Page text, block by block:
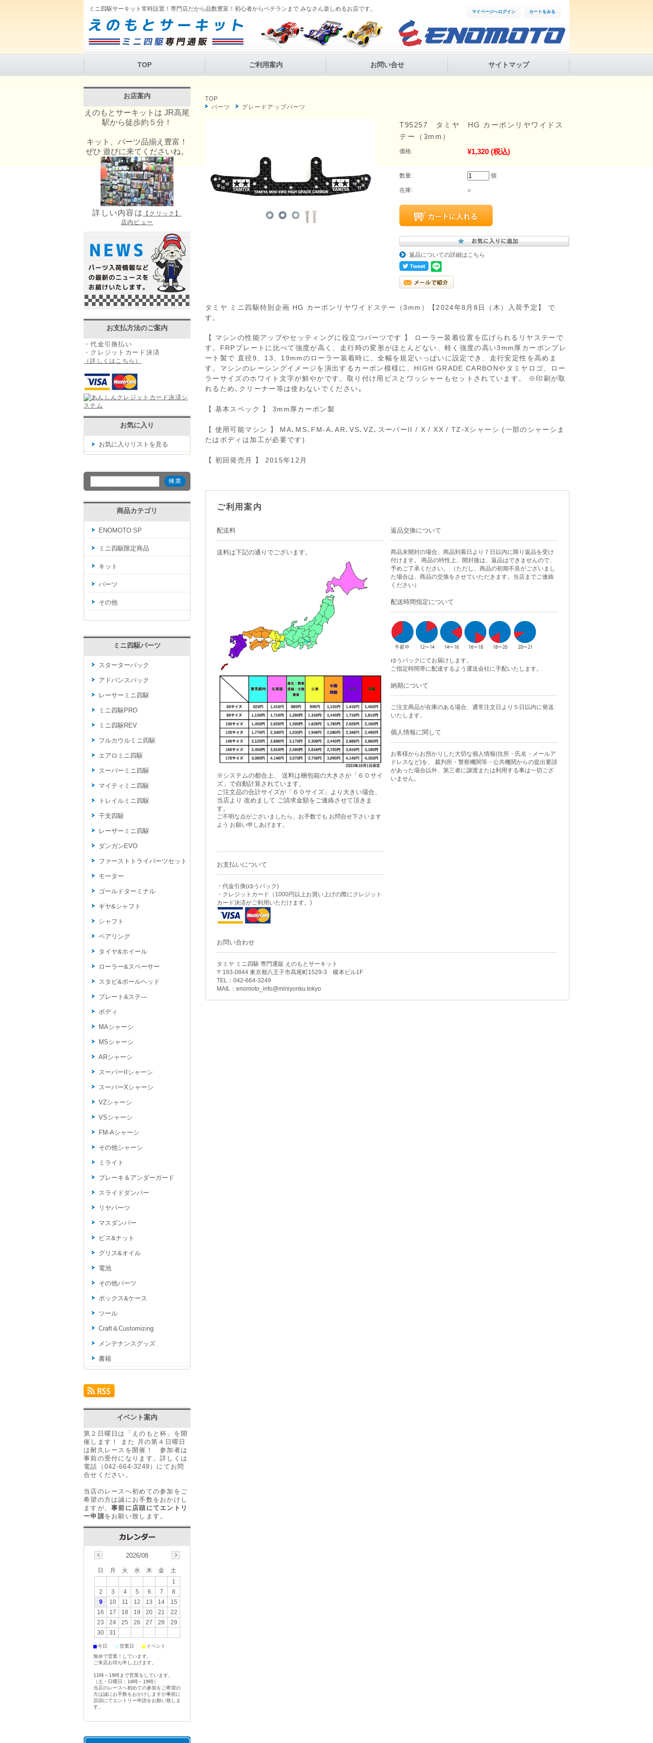
ミニ四駆サーキット常時設置！専門店だから品数豊富！初心者からベテランまで みなさん楽しめるお店です。 マイページへログイン カートをみる
TOP ご利用案内 お問い合せ サイトマップ
TOP
パーツ
グレードアップパーツ
T95257 タミヤ HG カーボンリヤワイドス
テー（3mm）
価格: ¥1,320 (税込)
数量: 個
在庫: ○
返品についての詳細はこちら
タミヤ ミニ四駆特別企画 HG カーボンリヤワイドステー（3mm）【2024年8月8日（木）入荷予定】 で
す。
【 マシンの性能アップやセッティングに役立つパーツです 】 ローラー装着位置を広げられるリヤステーで
す。FRPプレートに比べて強度が高く、走行時の変形がほとんどない、軽く強度の高い3mm厚カーボンプレ
ート製で 直径9、13、19mmのローラー装着時に、全幅を規定いっぱいに設定でき、走行安定性を高めま
す。マシンのレーシングイメージを演出するカーボン模様に、HIGH GRADE CARBONやタミヤロゴ、ロー
ラーサイズのホワイト文字が鮮やかです。取り付け用ビスとワッシャーもセットされています。 ※印刷が取
れるため､クリーナー等は使わないでください｡
【 基本スペック 】 3mm厚カーボン製
【 使用可能マシン 】 MA､MS､FM-A､AR､VS､VZ､スーパーII / X / XX / TZ-Xシャーシ (一部のシャーシま
たはボディは加工が必要です)
【 初回発売月 】 2015年12月
ご利用案内
配送料
送料は下記の通りでございます。
※システムの都合上、 送料は梱包箱の大きさが「６０サイ
ズ」で自動計算されています。
ご注文品の合計サイズが「６０サイズ」より大きい場合、
当店より 改めまして ご請求金額をご連絡させて頂きま
す。
ご不明な点がございましたら、お手数でも お問合せ下さいます
よう お願い申しあげます。
お支払いについて
・代金引換(ゆうパック)
・クレジットカード（1000円以上お買い上げの際にクレジット
カード決済がご利用いただけます。)
返品交換について
商品未開封の場合、商品到着日より７日以内に限り返品を受け
付けます。 商品の特性上、開封後は、返品はできませんので、
予めご了承ください。 （ただし、商品の初期不良がございまし
た場合は、商品の交換をさせていただきます。当店までご連絡
ください）
配送時間指定について
ゆうパックにてお届けします。
ご指定時間帯に配達するよう運送会社に手配いたします。
納期について
ご注文商品が在庫のある場合、通常注文日より５日以内に発送
いたします。
個人情報に関して
お客様からお預かりした大切な個人情報(住所・氏名・メールア
ドレスなど)を、 裁判所・警察機関等・公共機関からの提出要請
があった場合以外、第三者に譲渡または利用する事は一切ござ
いません。
お問い合わせ
タミヤ ミニ四駆 専門通販 えのもとサーキット
〒193-0844 東京都八王子市高尾町1529-3 榎本ビル1F
TEL：042-664-3249
MAIL： enomoto_info@miniyonku.tokyo
お店案内
えのもとサーキットは JR高尾
駅から徒歩約５分！
キット、パーツ品揃え豊富！
ぜひ 遊びに来てくださいね。
詳しい内容は
【クリック】
店内ビュー
お支払方法のご案内
・代金引換払い
・クレジットカード決済
（詳しくはこちら）
お気に入り
お気に入りリストを見る
商品カテゴリ
ENOMOTO SP
ミニ四駆限定商品
キット
パーツ
その他
ミニ四駆パーツ
スターターパック
アドバンスパック
レーサーミニ四駆
ミニ四駆PRO
ミニ四駆REV
フルカウルミニ四駆
エアロミニ四駆
スーパーミニ四駆
マイティミニ四駆
トレイルミニ四駆
干支四駆
レーザーミニ四駆
ダンガンEVO
ファーストトライパーツセット
モーター
ゴールドターミナル
ギヤ&シャフト
シャフト
ベアリング
タイヤ&ホイール
ローラー&スペーサー
スタビ&ポールヘッド
プレート&ステ―
ボディ
MAシャーシ
MSシャーシ
ARシャーシ
スーパーIIシャーシ
スーパーXシャーシ
VZシャーシ
VSシャーシ
FM-Aシャーシ
その他シャーシ
ミライト
ブレーキ＆アンダーガード
スライドダンパー
リヤパーツ
マスダンパー
ビス&ナット
グリス&オイル
電池
その他パーツ
ボックス&ケース
ツール
Craft＆Customizing
メンテナンスグッズ
書籍
イベント案内
第２日曜日は「えのもと杯」を開
催します！ また 月の第４日曜日
は耐久レースを開催！ 参加者は
事前の受付になります。詳しくは
電話（042-664-3249）にてお問
合せください。
当店のレースへ初めての参加をご
希望の方は誠にお手数をおかけし
ますが、事前に店頭にてエントリ
ー申請をお願い致します。
2026/08
日 月 火 水 木 金
土
1
2
3 4 5 6 7
8
9
10 11 12 13 14
15
16
17 18 19 20 21
22
23
24 25 26 27 28
29
30
31
■今日 ■営業日 ■ イベント
無休で営業！しています。
ご来店お待ち申し上げます。
11時～19時まで営業をしています。
（土・日曜日：10時～19時）
当店のレースへ初めての参加をご希望の
方は誠にお手数をおかけしますが事前に
店頭にてエントリー申請をお願い致しま
す。